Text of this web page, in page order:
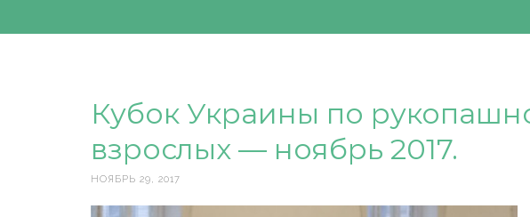
Кубок Украины по
взрослых — ноябрь 2017.
НОЯБРЬ 29, 2017